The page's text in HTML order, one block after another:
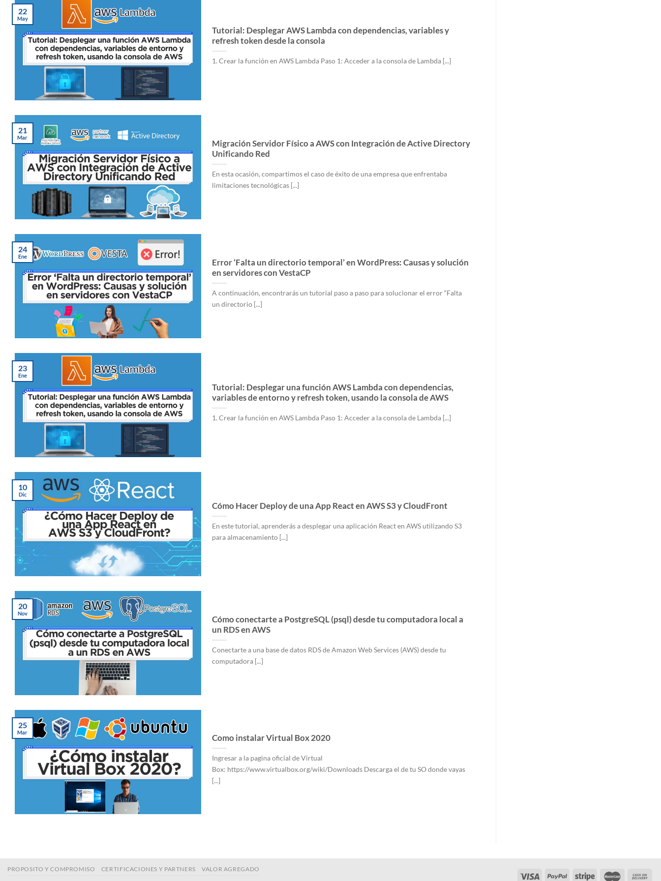
Tutorial: Desplegar AWS Lambda con dependencias, variables y
refresh token desde la consola
1. Crear la función en AWS Lambda Paso 1: Acceder a la consola de Lambda [...]
22
May
Migración Servidor Físico a AWS con Integración de Active Directory
Unificando Red
En esta ocasión, compartimos el caso de éxito de una empresa que enfrentaba
limitaciones tecnológicas [...]
21
Mar
Error ‘Falta un directorio temporal’ en WordPress: Causas y solución
en servidores con VestaCP
A continuación, encontrarás un tutorial paso a paso para solucionar el error “Falta
un directorio [...]
24
Ene
Tutorial: Desplegar una función AWS Lambda con dependencias,
variables de entorno y refresh token, usando la consola de AWS
1. Crear la función en AWS Lambda Paso 1: Acceder a la consola de Lambda [...]
23
Ene
Cómo Hacer Deploy de una App React en AWS S3 y CloudFront
En este tutorial, aprenderás a desplegar una aplicación React en AWS utilizando S3
para almacenamiento [...]
10
Dic
Cómo conectarte a PostgreSQL (psql) desde tu computadora local a
un RDS en AWS
Conectarte a una base de datos RDS de Amazon Web Services (AWS) desde tu
computadora [...]
20
Nov
Como instalar Virtual Box 2020
Ingresar a la pagina oficial de Virtual
Box: https://www.virtualbox.org/wiki/Downloads Descarga el de tu SO donde vayas
[...]
25
Mar
PROPOSITO Y COMPROMISO CERTIFICACIONES Y PARTNERS VALOR AGREGADO